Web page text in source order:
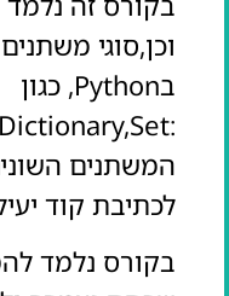
וכן,סוגי
בPython, כגון
לכתיבת קוד
בקורס נלמד